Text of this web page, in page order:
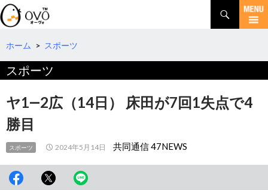
検
索
コ
テ
へ
ホーム > スポーツ
スポーツ
ヤ1―2広（14日） 床田が7回1失点で4
勝目
スポーツ 2024年5月14日 共同通信 47NEWS